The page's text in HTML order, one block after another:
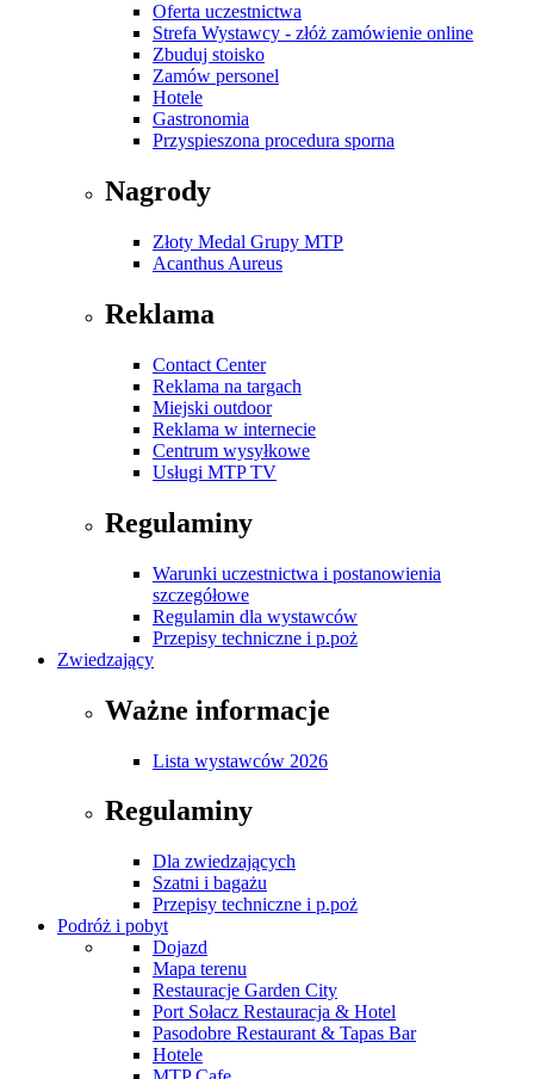
Oferta uczestnictwa
Strefa Wystawcy - złóż zamówienie online
Zbuduj stoisko
Zamów personel
Hotele
Gastronomia
Przyspieszona procedura sporna
Nagrody
Złoty Medal Grupy MTP
Acanthus Aureus
Reklama
Contact Center
Reklama na targach
Miejski outdoor
Reklama w internecie
Centrum wysyłkowe
Usługi MTP TV
Regulaminy
Warunki uczestnictwa i postanowienia
szczegółowe
Regulamin dla wystawców
Przepisy techniczne i p.poż
Zwiedzający
Ważne informacje
Lista wystawców 2026
Regulaminy
Dla zwiedzających
Szatni i bagażu
Przepisy techniczne i p.poż
Podróż i pobyt
Dojazd
Mapa terenu
Restauracje Garden City
Port Sołacz Restauracja & Hotel
Pasodobre Restaurant & Tapas Bar
Hotele